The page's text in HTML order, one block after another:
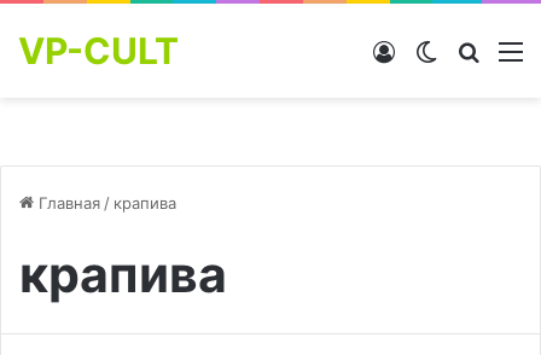
VP-CULT Switch skin
Войти
Главная / крапива
крапива